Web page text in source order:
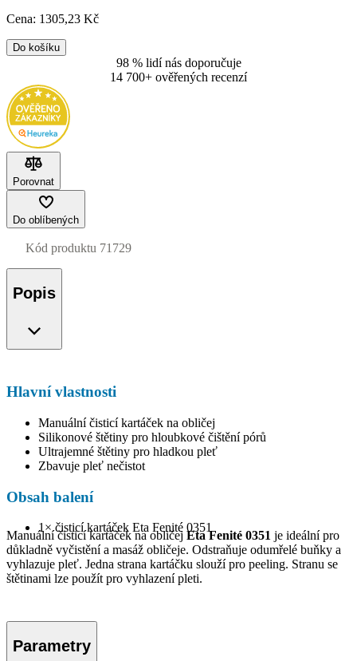
Cena: 1305,23 Kč
Do košíku
98 % lidí nás doporučuje
14 700+ ověřených recenzí
Porovnat
Do oblíbených
Kód produktu 71729
Popis
Hlavní vlastnosti
Manuální čisticí kartáček na obličej
Silikonové štětiny pro hloubkové čištění pórů
Ultrajemné štětiny pro hladkou pleť
Zbavuje pleť nečistot
Obsah balení
1× čisticí kartáček Eta Fenité 0351
Manuální čisticí kartáček na obličej Eta Fenité 0351 je ideální pro
důkladně vyčistění a masáž obličeje. Odstraňuje odumřelé buňky a
vyhlazuje pleť. Jedna strana kartáčku slouží pro peeling. Stranu se
štětinami lze použít pro vyhlazení pleti.
Parametry